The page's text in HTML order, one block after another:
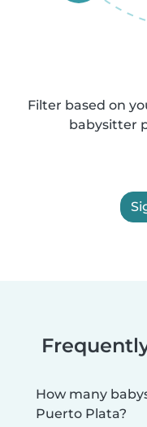
Filter based on
babysitter
How many
Puerto Plata?